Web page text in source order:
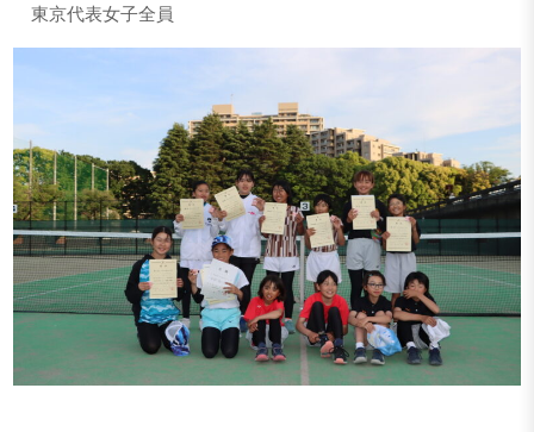
東京代表女子全員